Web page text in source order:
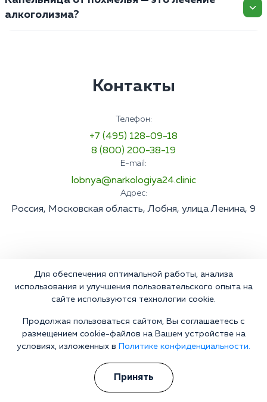
алкоголизма?
Контакты
Телефон:
+7 (495) 128-09-18
8 (800) 200-38-19
E-mail:
lobnya@narkologiya24.clinic
Адрес:
Россия, Московская область, Лобня, улица Ленина, 9
Для обеспечения оптимальной работы, анализа
использования и улучшения пользовательского опыта на
сайте используются технологии cookie.
Продолжая пользоваться сайтом, Вы соглашаетесь с
размещением cookie-файлов на Вашем устройстве на
условиях, изложенных в
Политике конфиденциальности.
Принять